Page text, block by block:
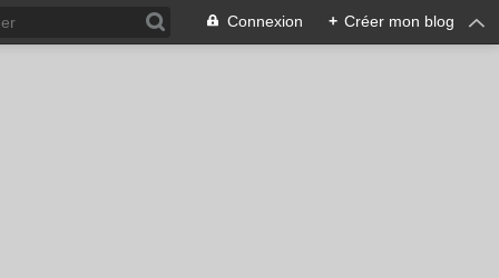
Connexion + Créer mon blog